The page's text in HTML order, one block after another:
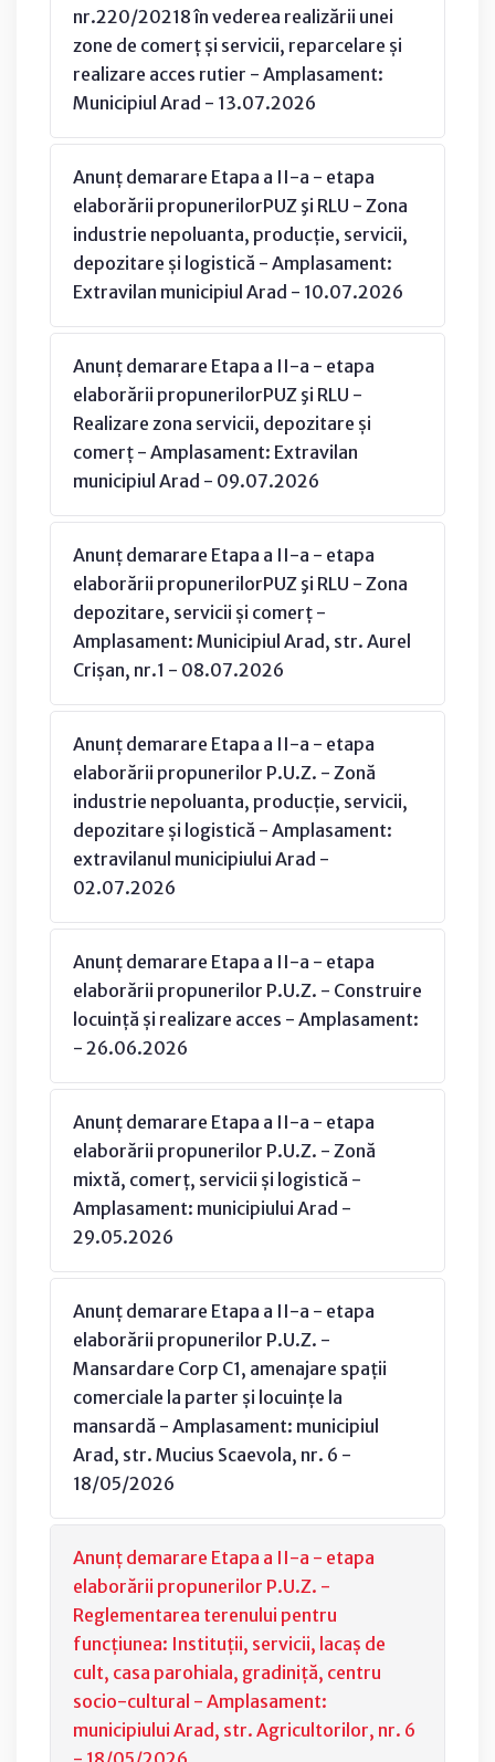
nr.220/20218 în vederea realizării unei
zone de comerț și servicii, reparcelare și
realizare acces rutier - Amplasament:
Municipiul Arad - 13.07.2026
Anunț demarare Etapa a II-a - etapa
elaborării propunerilorPUZ şi RLU - Zona
industrie nepoluanta, producție, servicii,
depozitare și logistică - Amplasament:
Extravilan municipiul Arad - 10.07.2026
Anunț demarare Etapa a II-a - etapa
elaborării propunerilorPUZ şi RLU -
Realizare zona servicii, depozitare și
comerț - Amplasament: Extravilan
municipiul Arad - 09.07.2026
Anunț demarare Etapa a II-a - etapa
elaborării propunerilorPUZ şi RLU - Zona
depozitare, servicii și comerț -
Amplasament: Municipiul Arad, str. Aurel
Crișan, nr.1 - 08.07.2026
Anunț demarare Etapa a II-a - etapa
elaborării propunerilor P.U.Z. - Zonă
industrie nepoluanta, producție, servicii,
depozitare și logistică - Amplasament:
extravilanul municipiului Arad -
02.07.2026
Anunț demarare Etapa a II-a - etapa
elaborării propunerilor P.U.Z. - Construire
locuință și realizare acces - Amplasament:
- 26.06.2026
Anunț demarare Etapa a II-a - etapa
elaborării propunerilor P.U.Z. - Zonă
mixtă, comerț, servicii și logistică -
Amplasament: municipiului Arad -
29.05.2026
Anunț demarare Etapa a II-a - etapa
elaborării propunerilor P.U.Z. -
Mansardare Corp C1, amenajare spații
comerciale la parter și locuințe la
mansardă - Amplasament: municipiul
Arad, str. Mucius Scaevola, nr. 6 -
18/05/2026
Anunț demarare Etapa a II-a - etapa
elaborării propunerilor P.U.Z. -
Reglementarea terenului pentru
funcțiunea: Instituții, servicii, lacaș de
cult, casa parohiala, gradiniță, centru
socio-cultural - Amplasament:
municipiului Arad, str. Agricultorilor, nr. 6